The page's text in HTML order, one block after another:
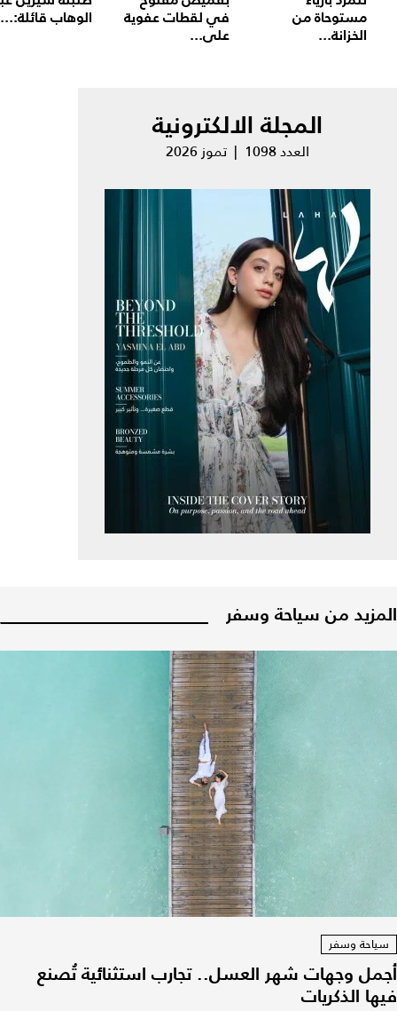
مستوحاة من
الخزانة...
في لقطات عفوية
على...
الوهاب قائلة:...
المجلة الالكترونية
العدد 1098 | تموز 2026
المزيد من سياحة وسفر
سياحة وسفر
أجمل وجهات شهر العسل.. تجارب استثنائية تُصنع
فيها الذكريات